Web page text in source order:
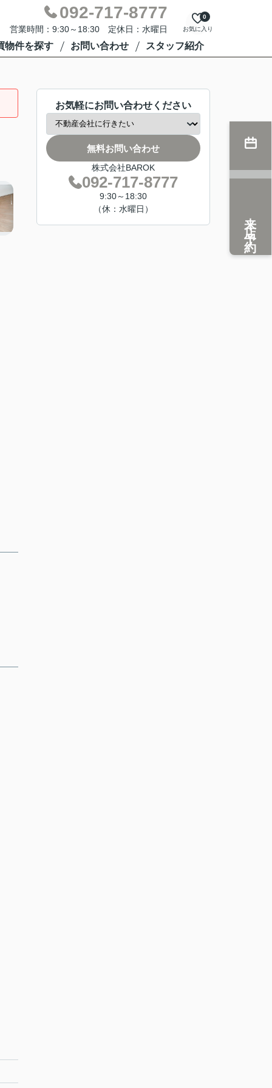
092-717-8777
営業時間：9:30～18:30 定休日：水曜日 お気に入り
0
物件を探す お問い合わせ スタッフ紹介
お気軽にお問い合わせください
無料お問い合わせ
株式会社BAROK
092-717-8777
9:30～18:30
（休：水曜日）
来店予約